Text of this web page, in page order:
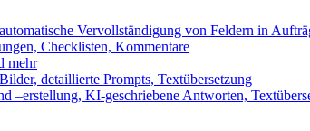
Vervollständigung von Feldern in
Checklisten, Kommentare
mehr
detaillierte Prompts, Textübersetzung
–erstellung, KI-geschriebene Antworten,